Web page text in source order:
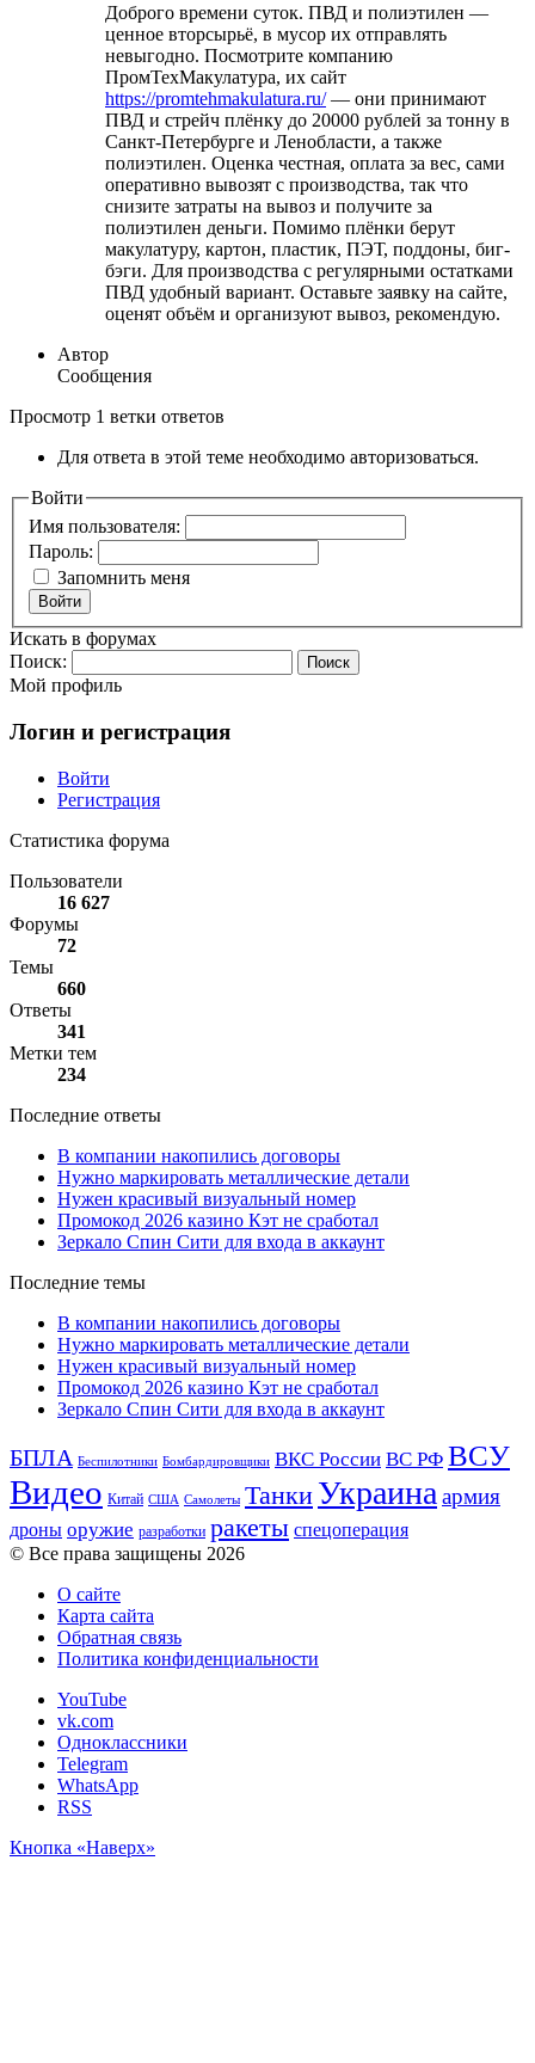
Доброго времени суток. ПВД и полиэтилен —
ценное вторсырьё, в мусор их отправлять
невыгодно. Посмотрите компанию
ПромТехМакулатура, их сайт
https://promtehmakulatura.ru/— они принимают
ПВД и стрейч плёнку до 20000 рублей за тонну в
Санкт-Петербурге и Ленобласти, а также
полиэтилен. Оценка честная, оплата за вес, сами
оперативно вывозят с производства, так что
снизите затраты на вывоз и получите за
полиэтилен деньги. Помимо плёнки берут
макулатуру, картон, пластик, ПЭТ, поддоны, биг-
бэги. Для производства с регулярными остатками
ПВД удобный вариант. Оставьте заявку на сайте,
оценят объём и организуют вывоз, рекомендую.
Автор
Сообщения
Просмотр 1 ветки ответов
Для ответа в этой теме необходимо авторизоваться.
Войти
Имя пользователя:
Пароль:
Запомнить меня
Войти
Искать в форумах
Поиск:
Мой профиль
Логин и регистрация
Войти
Регистрация
Статистика форума
Пользователи
16 627
Форумы
72
Темы
660
Ответы
341
Метки тем
234
Последние ответы
В компании накопились договоры
Нужно маркировать металлические детали
Нужен красивый визуальный номер
Промокод 2026 казино Кэт не сработал
Зеркало Спин Сити для входа в аккаунт
Последние темы
В компании накопились договоры
Нужно маркировать металлические детали
Нужен красивый визуальный номер
Промокод 2026 казино Кэт не сработал
Зеркало Спин Сити для входа в аккаунт
БПЛА Беспилотники Бомбардировщики ВКС России ВС РФ ВСУ
Видео Китай США Самолеты Танки Украина армия
дроны оружие разработки ракеты спецоперация
© Все права защищены 2026
О сайте
Карта сайта
Обратная связь
Политика конфиденциальности
YouTube
vk.com
Одноклассники
Telegram
WhatsApp
RSS
Кнопка «Наверх»